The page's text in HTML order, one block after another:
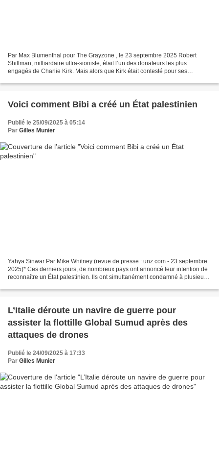
Par Max Blumenthal pour The Grayzone , le 23 septembre 2025 Robert
Shillman, milliardaire ultra-sioniste, était l’un des donateurs les plus
engagés de Charlie Kirk. Mais alors que Kirk était contesté pour ses
Voici comment Bibi a créé un État palestinien
Publié le 25/09/2025 à 05:14
Par Gilles Munier
Yahya Sinwar Par Mike Whitney (revue de presse : unz.com - 23 septembre
2025)* Ces derniers jours, de nombreux pays ont annoncé leur intention de
reconnaître un État palestinien. Ils ont simultanément condamné à plusieurs
L’Italie déroute un navire de guerre pour
assister la flottille Global Sumud après des
attaques de drones
Publié le 24/09/2025 à 17:33
Par Gilles Munier